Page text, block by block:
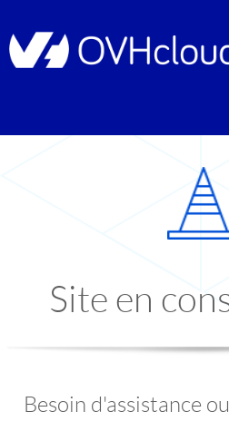
Site en
Besoin d'assistance